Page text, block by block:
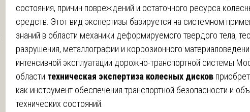
состояния, причин повреждений и остаточного ресурса
средств. Этот вид экспертизы базируется на системном
знаний в области механики деформируемого твердого тела,
разрушения, металлографии и коррозионного
интенсивной эксплуатации дорожно-транспортной системы
области техническая экспертиза колесных дисков
как инструмент обеспечения транспортной безопасности и
технических состояний.